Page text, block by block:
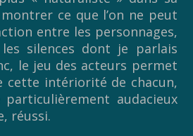
ce que l’on ne peut
entre les personnages,
silences dont je parlais
le jeu des acteurs permet
cette intériorité de chacun,
audacieux
réussi.